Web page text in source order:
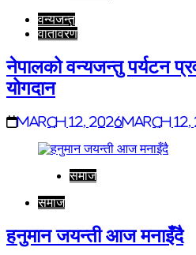
वन्यजन्तु
वातावरण
नेपालको वन्यजन्तु पर्यटन
योगदान
March 12, 2026March 12,
समाज
समाज
हनुमान जयन्ती आज मनाइँदै